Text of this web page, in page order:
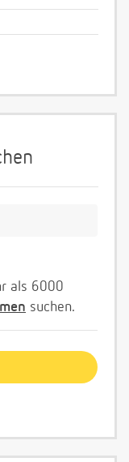
als 6000
suchen.